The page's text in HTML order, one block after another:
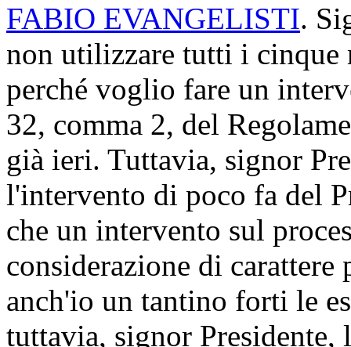
FABIO EVANGELISTI.
non utilizzare tutti i cinque
perché voglio fare un
32, comma 2, del
già ieri. Tuttavia, signor
l'intervento di poco fa del
che un intervento sul
considerazione di
anch'io un tantino forti le
tuttavia, signor Presidente,